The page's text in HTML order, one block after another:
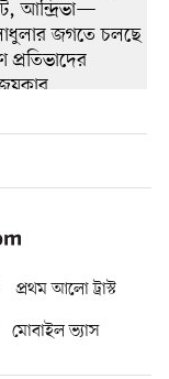
প্রথম আলো ট্রাস্ট
মোবাইল ভ্যাস